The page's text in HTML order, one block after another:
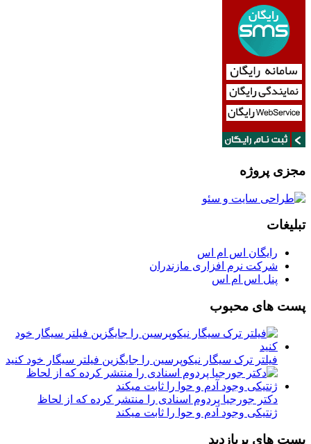
مجزی پروژه
تبلیغات
رایگان اس ام اس
شرکت نرم افزاری مازندران
پنل اس ام اس
پست های محبوب
فیلتر ترک سیگار نیکوپرسین را جایگزین فیلتر سیگار خود کنید
دکتر جورجیا پردوم اسنادی را منتشر کرده که از لحاظ
ژنتیکی وجود آدم و حوا را ثابت میکند
پست های پربازدید